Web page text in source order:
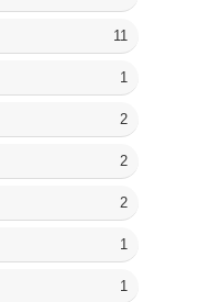
11
1
2
2
2
1
1